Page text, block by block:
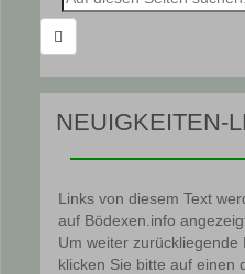
nach:
NEUIGKEITEN-
Links von diesem Text
auf Bödexen.info
Um weiter zurückliegende
klicken Sie bitte auf einen